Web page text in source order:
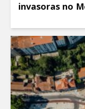
invasoras no